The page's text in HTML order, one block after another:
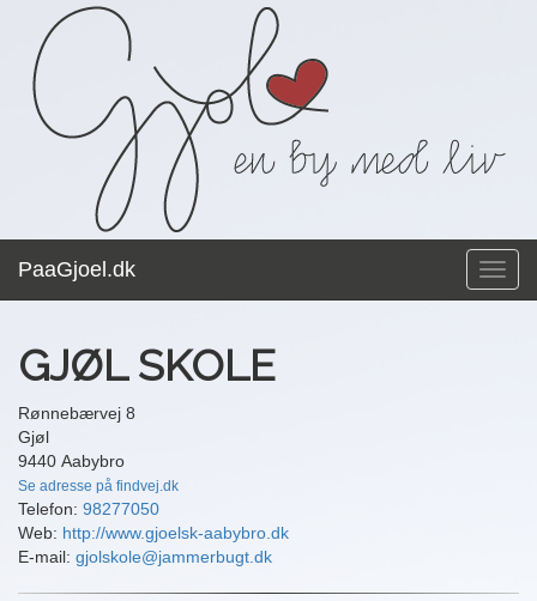
PaaGjoel.dk
GJØL SKOLE
Rønnebærvej 8
Gjøl
9440 Aabybro
Se adresse på findvej.dk
Telefon: 98277050
Web: http://www.gjoelsk-aabybro.dk
E-mail: gjolskole@jammerbugt.dk